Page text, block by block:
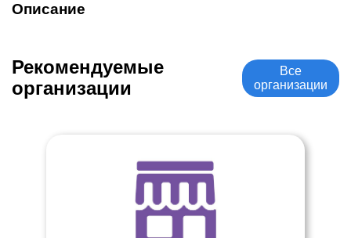
Описание
Рекомендуемые
организации
Все
организации